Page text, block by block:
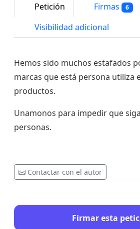
Petición Firmas 6
Visibilidad adicional
Hemos sido muchos estafados
marcas que está persona utiliza
productos.
Unamonos para impedir que
personas.
Contactar con el autor
Firmar esta